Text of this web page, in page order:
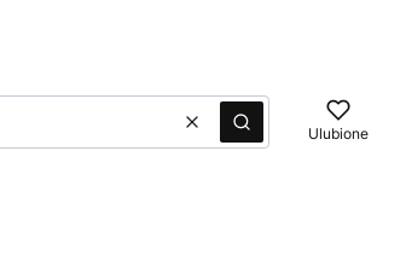
WyczyśćSzukaj Ulubione